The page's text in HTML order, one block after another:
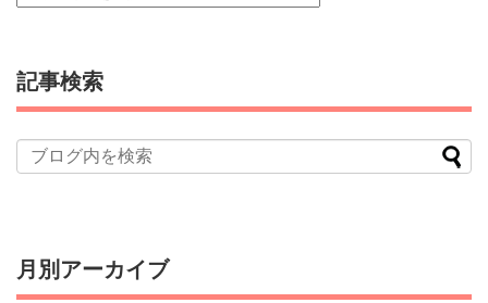
記事検索
月別アーカイブ